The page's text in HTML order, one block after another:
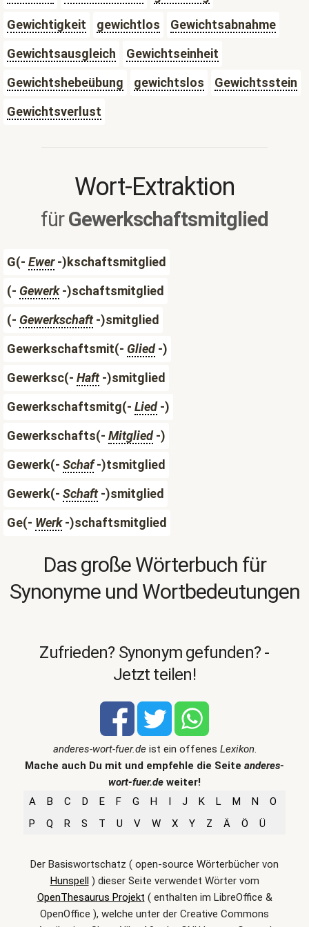
Gewichtigkeit
gewichtlos
Gewichtsabnahme
Gewichtsausgleich
Gewichtseinheit
Gewichtshebeübung
gewichtslos
Gewichtsstein
Gewichtsverlust
Wort-Extraktion
fürGewerkschaftsmitglied
G(- Ewer-)kschaftsmitglied
(- Gewerk-)schaftsmitglied
(- Gewerkschaft-)smitglied
Gewerkschaftsmit(- Glied-)
Gewerksc(- Haft-)smitglied
Gewerkschaftsmitg(- Lied-)
Gewerkschafts(- Mitglied-)
Gewerk(- Schaf-)tsmitglied
Gewerk(- Schaft-)smitglied
Ge(- Werk-)schaftsmitglied
Das große Wörterbuch für
Synonyme und Wortbedeutungen
Zufrieden? Synonym gefunden? -
Jetzt teilen!
anderes-wort-fuer.deist ein offenes Lexikon.
Mache auch Du mit und empfehle die Seite anderes-
wort-fuer.de weiter!
A
B C D E F G H I J K L M N
O
P
Q R S T U V W X Y Z Ä Ö Ü
Der Basiswortschatz ( open-source Wörterbücher von
Hunspell) dieser Seite verwendet Wörter vom
OpenThesaurus Projekt ( enthalten im LibreOffice &
OpenOffice ), welche unter der Creative Commons